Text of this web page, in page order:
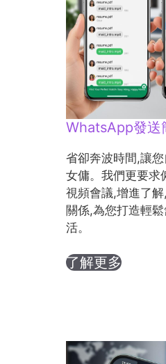
WhatsApp發送
省卻奔波時間,讓
女傭。我們更要求
視頻會議,增進了
關係,為您打造輕
活。
了解更多